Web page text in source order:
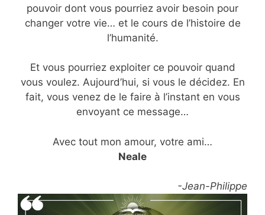
pouvoir dont vous pourriez avoir besoin pour
changer votre vie… et le cours de l’histoire de
l’humanité.
Et vous pourriez exploiter ce pouvoir quand
vous voulez. Aujourd’hui, si vous le décidez. En
fait, vous venez de le faire à l’instant en vous
envoyant ce message…
Avec tout mon amour, votre ami…
Neale
-Jean-Philippe